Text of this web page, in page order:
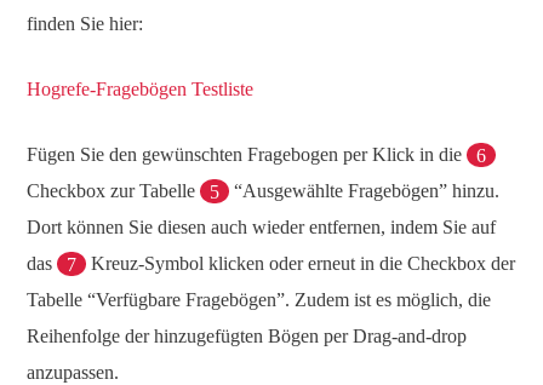
finden Sie hier:
Hogrefe-Fragebögen Testliste
Fügen Sie den gewünschten Fragebogen per Klick in die
6
Checkbox zur Tabelle
5
“Ausgewählte Fragebögen” hinzu.
Dort können Sie diesen auch wieder entfernen, indem Sie auf
das
7
Kreuz-Symbol klicken oder erneut in die Checkbox der
Tabelle “Verfügbare Fragebögen”. Zudem ist es möglich, die
Reihenfolge der hinzugefügten Bögen per Drag-and-drop
anzupassen.